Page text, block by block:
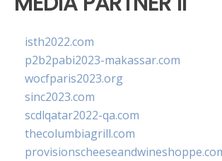
isth2022.com
p2b2pabi2023-makassar.com
wocfparis2023.org
sinc2023.com
scdlqatar2022-qa.com
thecolumbiagrill.com